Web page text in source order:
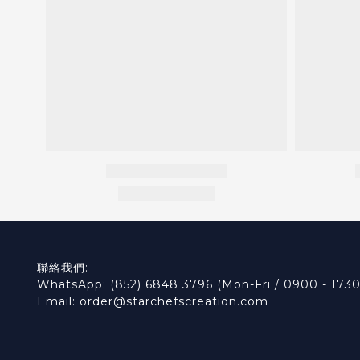
聯絡我們:
WhatsApp: (852) 6848 3796 (Mon-Fri / 0900 -
Email: order@starchefscreation.com